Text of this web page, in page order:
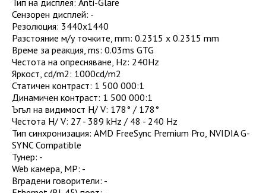
Тип на дисплея: Anti-Glare
Сензорен дисплей: -
Резолюция: 3440x1440
Разстояние м/у точките, mm: 0.2315 x 0.2315 mm
Време за реакция, ms: 0.03ms GTG
Честота на опресняване, Hz: 240Hz
Яркост, cd/m2: 1000cd/m2
Статичен контраст: 1 500 000:1
Динамичен контраст: 1 500 000:1
Ъгъл на видимост H/ V: 178° / 178°
Честота H/ V: 27 - 389 kHz / 48 - 240 Hz
Тип синхронизация: AMD FreeSync Premium Pro, NVIDIA G-
SYNC Compatible
Тунер: -
Web камера, MP: -
Вградени говорители: -